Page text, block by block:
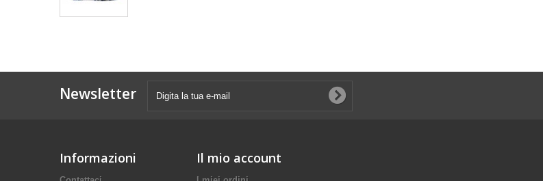
Newsletter
Informazioni Il mio account